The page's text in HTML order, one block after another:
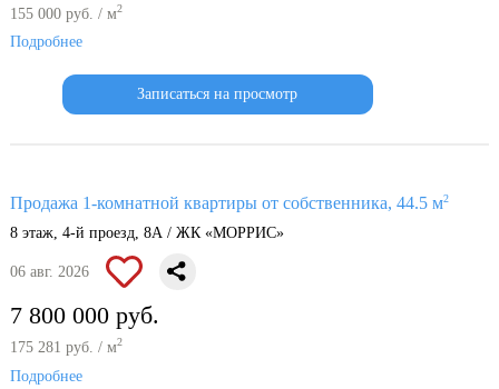
155 000 руб. / м2
Подробнее
Записаться на просмотр
Продажа 1-комнатной квартиры от собственника, 44.5 м2
8 этаж, 4-й проезд, 8А / ЖК «МОРРИС»
06 авг. 2026
7 800 000 руб.
175 281 руб. / м2
Подробнее